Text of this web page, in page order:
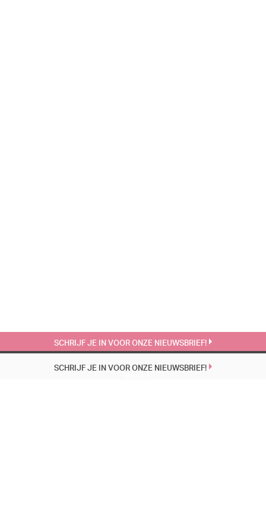
SCHRIJF JE IN VOOR ONZE NIEUWSBRIEF!
SCHRIJF JE IN VOOR ONZE NIEUWSBRIEF!
BLOG